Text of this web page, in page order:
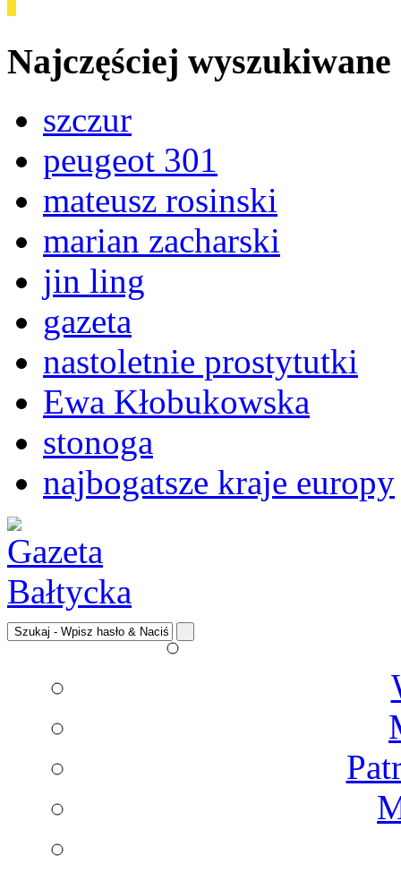
Najczęściej wyszukiwane
szczur
peugeot 301
mateusz rosinski
marian zacharski
jin ling
gazeta
nastoletnie prostytutki
Ewa Kłobukowska
stonoga
najbogatsze kraje europy